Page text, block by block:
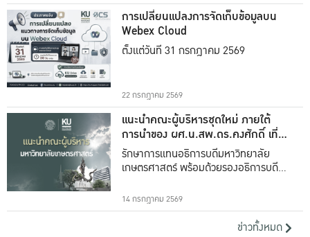
การเปลี่ยนแปลงการจัดเก็บข้อมูลบน
Webex Cloud
ตั้งแต่วันที่ 31 กรกฎาคม 2569
22 กรกฎาคม 2569
แนะนำคณะผู้บริหารชุดใหม่ ภายใต้
การนำของ ผศ.น.สพ.ดร.คงศักดิ์ เที่ยง
ธรรม
รักษาการแทนอธิการบดีมหาวิทยาลัย
เกษตรศาสตร์ พร้อมด้วยรองอธิการบดีทั้ง
14 กรกฎาคม 2569
ข่าวทั้งหมด